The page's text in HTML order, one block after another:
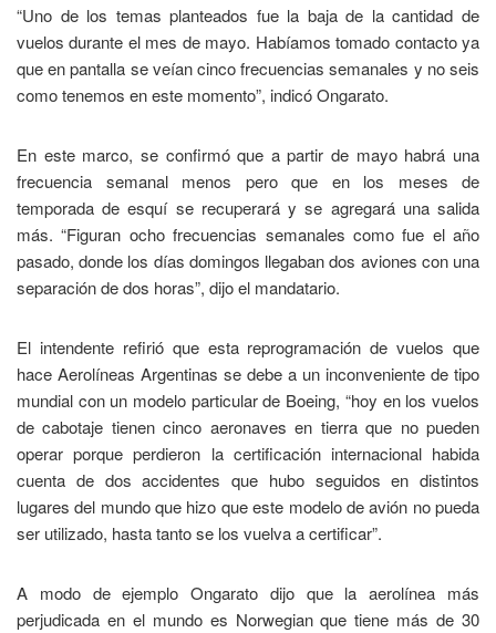
“Uno de los temas planteados fue la baja de la cantidad de
vuelos durante el mes de mayo. Habíamos tomado contacto ya
que en pantalla se veían cinco frecuencias semanales y no seis
como tenemos en este momento”, indicó Ongarato.
En este marco, se confirmó que a partir de mayo habrá una
frecuencia semanal menos pero que en los meses de
temporada de esquí se recuperará y se agregará una salida
más. “Figuran ocho frecuencias semanales como fue el año
pasado, donde los días domingos llegaban dos aviones con una
separación de dos horas”, dijo el mandatario.
El intendente refirió que esta reprogramación de vuelos que
hace Aerolíneas Argentinas se debe a un inconveniente de tipo
mundial con un modelo particular de Boeing, “hoy en los vuelos
de cabotaje tienen cinco aeronaves en tierra que no pueden
operar porque perdieron la certificación internacional habida
cuenta de dos accidentes que hubo seguidos en distintos
lugares del mundo que hizo que este modelo de avión no pueda
ser utilizado, hasta tanto se los vuelva a certificar”.
A modo de ejemplo Ongarato dijo que la aerolínea más
perjudicada en el mundo es Norwegian que tiene más de 30